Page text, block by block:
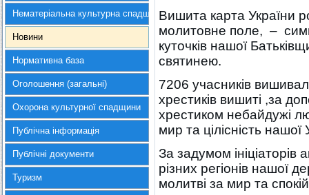
Нематеріальна культурна спадщина
Новини
Нормативна база
Оголошення (загальні)
Охорона культурної спадщини
Публічна інформація
Публічні документи
Туризм
Вишита карта України
молитовне поле, –
куточків нашої
святинею.
7206 учасників
хрестиків вишиті ,за
хрестиком небайдужі
мир та цілісність нашої
За задумом ініціаторів
різних регіонів нашої
молитві за мир та